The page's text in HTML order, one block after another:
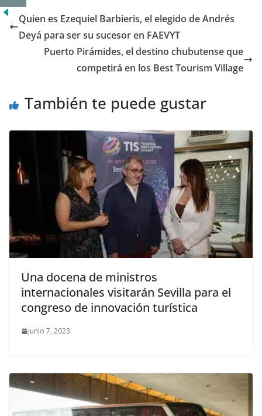
Quien es Ezequiel Barbieris, el elegido de Andrés
Deyá para ser su sucesor en FAEVYT
Puerto Pirámides, el destino chubutense que
competirá en los Best Tourism Village
También te puede gustar
Una docena de ministros
internacionales visitarán Sevilla para el
congreso de innovación turística
junio 7, 2023